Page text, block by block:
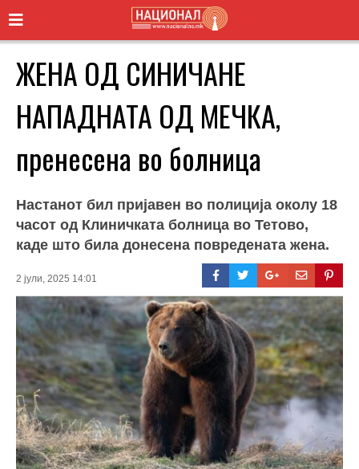
ЖЕНА ОД СИНИЧАНЕ
НАПАДНАТА ОД МЕЧКА,
пренесена во болница
Настанот бил пријавен во полиција околу 18
часот од Клиничката болница во Тетово,
каде што била донесена повредената жена.
2 јули, 2025 14:01